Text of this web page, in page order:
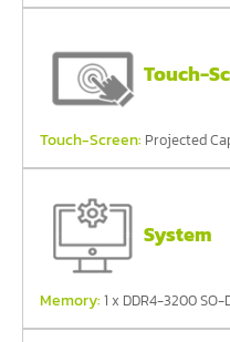
Touch-
Touch-Screen: Projected
System
Memory: 1 x DDR4-3200 SO-